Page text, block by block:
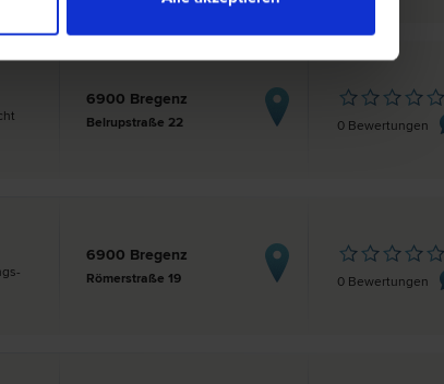
6900 Bregenz
Belrupstraße 22 0 Bewertungen
6900 Bregenz
Römerstraße 19 0 Bewertungen